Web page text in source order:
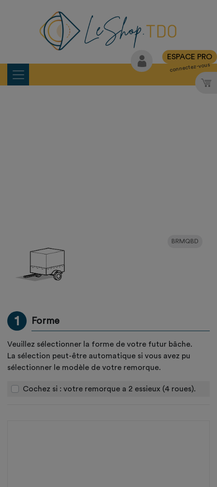
ESPACE PRO
BRMQBD
1 Forme
Veuillez sélectionner la forme de votre futur bâche.
La sélection peut-être automatique si vous avez pu
sélectionner le modèle de votre remorque.
Cochez si : votre remorque a 2 essieux (4 roues).